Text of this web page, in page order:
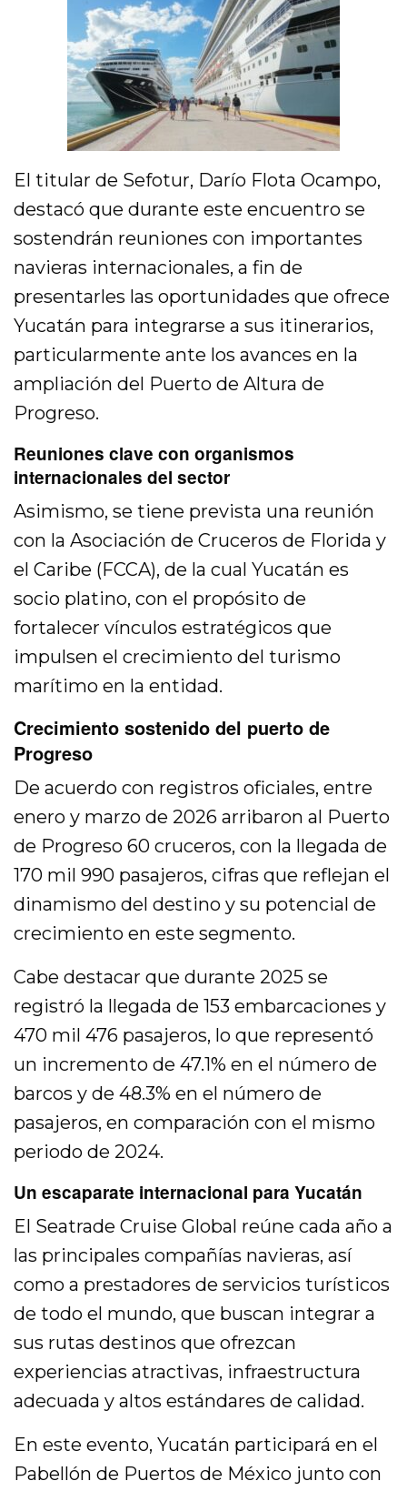
El titular de Sefotur, Darío Flota Ocampo,
destacó que durante este encuentro se
sostendrán reuniones con importantes
navieras internacionales, a fin de
presentarles las oportunidades que ofrece
Yucatán para integrarse a sus itinerarios,
particularmente ante los avances en la
ampliación del Puerto de Altura de
Progreso.
Reuniones clave con organismos
internacionales del sector
Asimismo, se tiene prevista una reunión
con la Asociación de Cruceros de Florida y
el Caribe (FCCA), de la cual Yucatán es
socio platino, con el propósito de
fortalecer vínculos estratégicos que
impulsen el crecimiento del turismo
marítimo en la entidad.
Crecimiento sostenido del puerto de
Progreso
De acuerdo con registros oficiales, entre
enero y marzo de 2026 arribaron al Puerto
de Progreso 60 cruceros, con la llegada de
170 mil 990 pasajeros, cifras que reflejan el
dinamismo del destino y su potencial de
crecimiento en este segmento.
Cabe destacar que durante 2025 se
registró la llegada de 153 embarcaciones y
470 mil 476 pasajeros, lo que representó
un incremento de 47.1% en el número de
barcos y de 48.3% en el número de
pasajeros, en comparación con el mismo
periodo de 2024.
Un escaparate internacional para Yucatán
El Seatrade Cruise Global reúne cada año a
las principales compañías navieras, así
como a prestadores de servicios turísticos
de todo el mundo, que buscan integrar a
sus rutas destinos que ofrezcan
experiencias atractivas, infraestructura
adecuada y altos estándares de calidad.
En este evento, Yucatán participará en el
Pabellón de Puertos de México junto con